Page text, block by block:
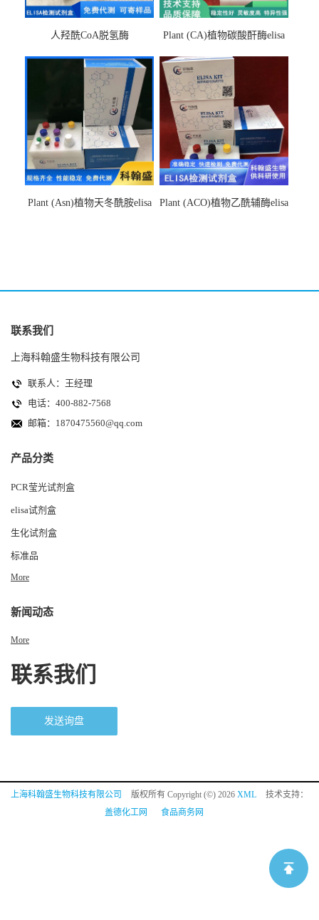
人羟酰CoA脱氢酶
Plant (CA)植物碳酸酐酶elisa
Plant (Asn)植物天冬酰胺elisa
Plant (ACO)植物乙酰辅酶elisa
联系我们
上海科翰盛生物科技有限公司
联系人：王经理
电话：400-882-7568
邮箱： 1870475560@qq.com
产品分类
PCR莹光试剂盒
elisa试剂盒
生化试剂盒
标准品
More
新闻动态
More
联系我们
发送询盘
上海科翰盛生物科技有限公司 版权所有 Copyright (©) 2026 XML
技术支持：
盖德化工网
食品商务网